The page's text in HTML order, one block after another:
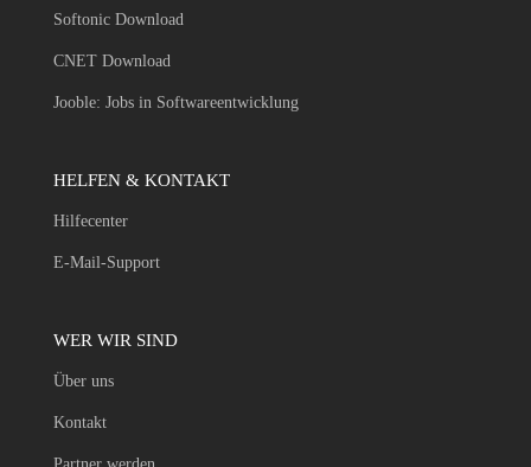
Softonic Download
CNET Download
Jooble: Jobs in Softwareentwicklung
HELFEN & KONTAKT
Hilfecenter
E-Mail-Support
WER WIR SIND
Über uns
Kontakt